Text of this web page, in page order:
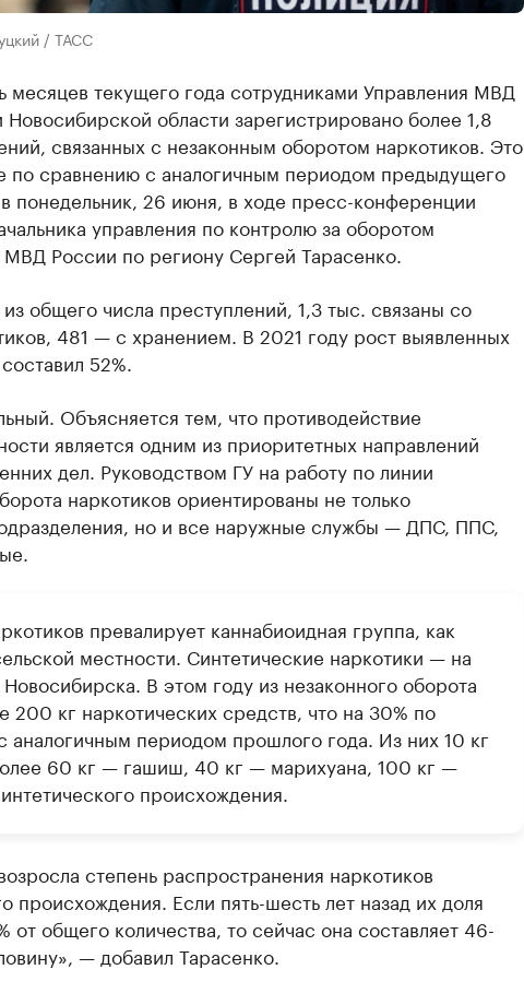
/ ТАСС
месяцев текущего года сотрудниками Управления МВД
Новосибирской области зарегистрировано более 1,8
связанных с незаконным оборотом наркотиков. Это
по сравнению с аналогичным периодом предыдущего
понедельник, 26 июня, в ходе пресс-конференции
управления по контролю за оборотом
МВД России по региону Сергей Тарасенко.
общего числа преступлений, 1,3 тыс. связаны со
481 — с хранением. В 2021 году рост выявленных
52%.
Объясняется тем, что противодействие
является одним из приоритетных направлений
дел. Руководством ГУ на работу по линии
наркотиков ориентированы не только
но и все наружные службы — ДПС, ППС,
превалирует каннабиоидная группа, как
местности. Синтетические наркотики — на
В этом году из незаконного оборота
200 кг наркотических средств, что на 30% по
аналогичным периодом прошлого года. Из них 10 кг
60 кг — гашиш, 40 кг — марихуана, 100 кг —
происхождения.
степень распространения наркотиков
происхождения. Если пять-шесть лет назад их доля
от общего количества, то сейчас она составляет 46-
— добавил Тарасенко.